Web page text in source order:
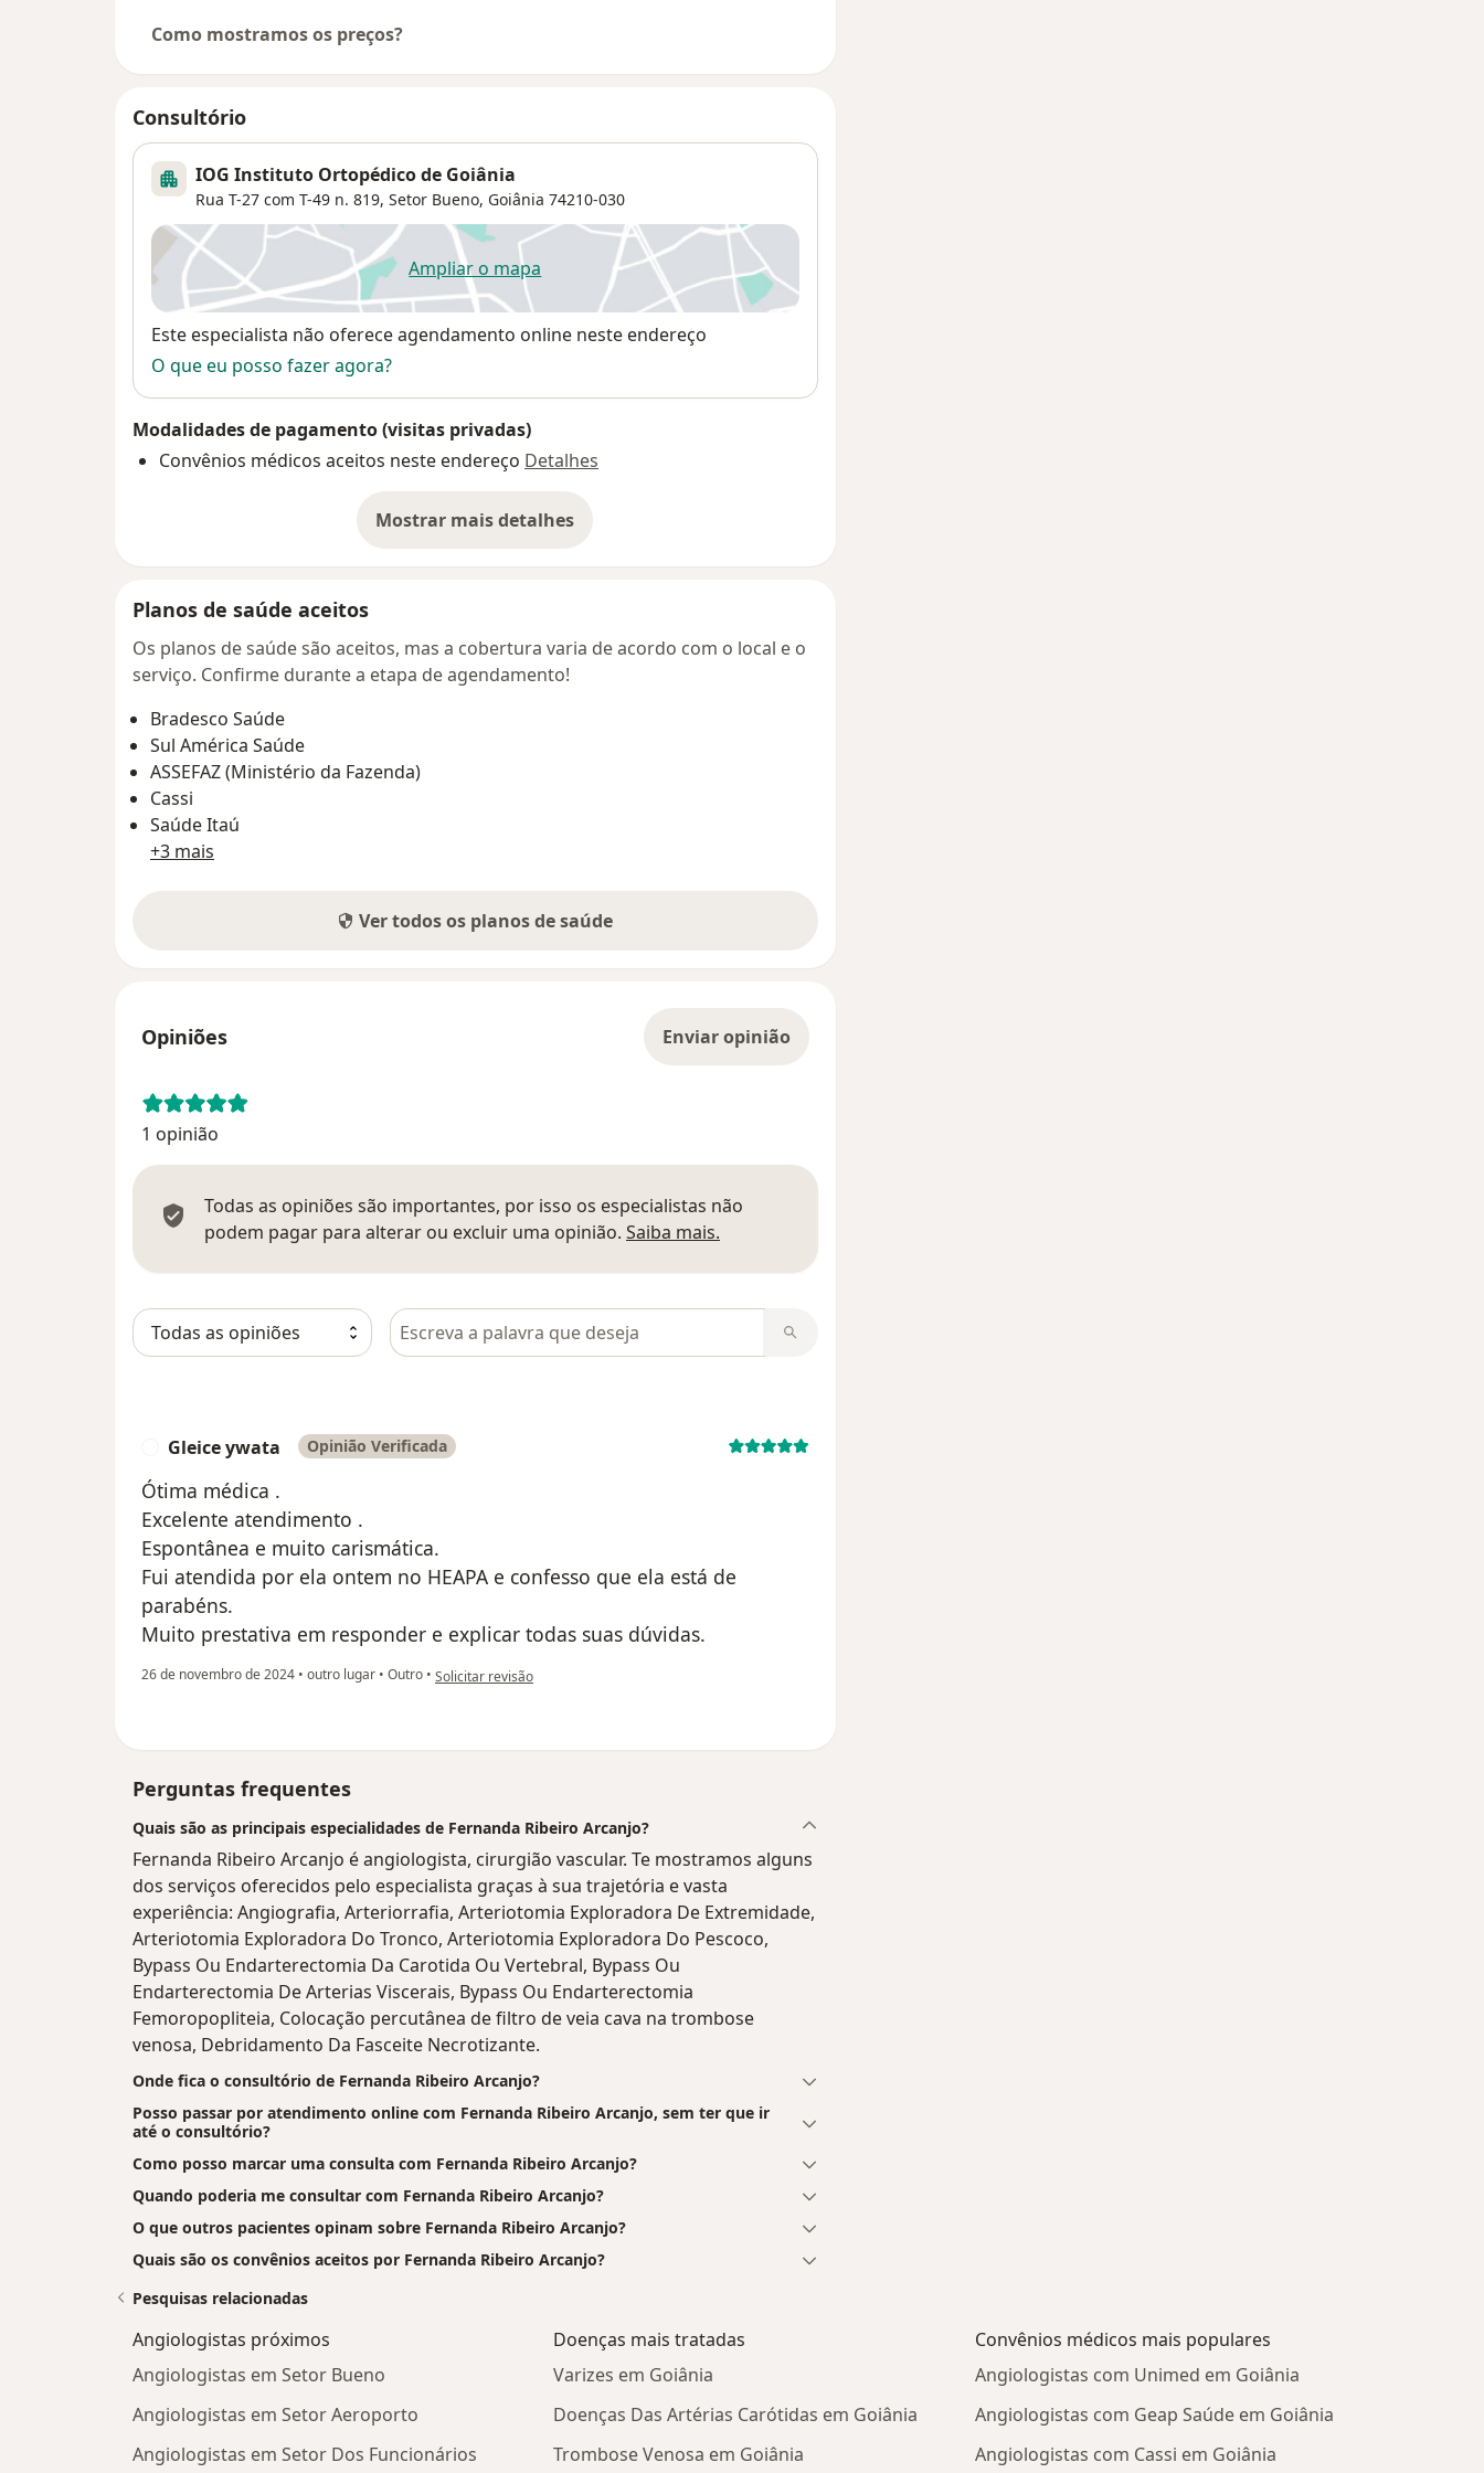
Como mostramos os preços?
Consultório
IOG Instituto Ortopédico de Goiânia
Rua T-27 com T-49 n. 819, Setor Bueno, Goiânia 74210-030
Ampliar o mapaabre num novo separador
Disponibilidade
Este especialista não oferece agendamento online neste endereço
O que eu posso fazer agora?
Modalidades de pagamento (visitas privadas)
Convênios médicos aceitos neste endereço Detalhes
Mostrar mais detalhes
sobre o endereço
Planos de saúde aceitos
Os planos de saúde são aceitos, mas a cobertura varia de acordo com o local e o
serviço. Confirme durante a etapa de agendamento!
Bradesco Saúde
Sul América Saúde
ASSEFAZ (Ministério da Fazenda)
Cassi
Saúde Itaú
+3 mais
Ver todos os planos de saúde
Opiniões Enviar opinião
1 opinião
Todas as opiniões são importantes, por isso os especialistas não
podem pagar para alterar ou excluir uma opinião. Saiba mais.
Pesquisar em opiniões
Gleice ywata Opinião Verificada
Ótima médica .
Excelente atendimento .
Espontânea e muito carismática.
Fui atendida por ela ontem no HEAPA e confesso que ela está de
parabéns.
Muito prestativa em responder e explicar todas suas dúvidas.
26 de novembro de 2024 • outro lugar • Outro • na opinião do utilizador Gleice ywata
Solicitar revisão
Perguntas frequentes
Quais são as principais especialidades de Fernanda Ribeiro Arcanjo?
Fernanda Ribeiro Arcanjo é angiologista, cirurgião vascular. Te mostramos alguns
dos serviços oferecidos pelo especialista graças à sua trajetória e vasta
experiência: Angiografia, Arteriorrafia, Arteriotomia Exploradora De Extremidade,
Arteriotomia Exploradora Do Tronco, Arteriotomia Exploradora Do Pescoco,
Bypass Ou Endarterectomia Da Carotida Ou Vertebral, Bypass Ou
Endarterectomia De Arterias Viscerais, Bypass Ou Endarterectomia
Femoropopliteia, Colocação percutânea de filtro de veia cava na trombose
venosa, Debridamento Da Fasceite Necrotizante.
Onde fica o consultório de Fernanda Ribeiro Arcanjo?
Posso passar por atendimento online com Fernanda Ribeiro Arcanjo, sem ter que ir
até o consultório?
Como posso marcar uma consulta com Fernanda Ribeiro Arcanjo?
Quando poderia me consultar com Fernanda Ribeiro Arcanjo?
O que outros pacientes opinam sobre Fernanda Ribeiro Arcanjo?
Quais são os convênios aceitos por Fernanda Ribeiro Arcanjo?
Pesquisas relacionadas
Angiologistas próximos
Angiologistas em Setor Bueno
Angiologistas em Setor Aeroporto
Angiologistas em Setor Dos Funcionários
Doenças mais tratadas
Varizes em Goiânia
Doenças Das Artérias Carótidas em Goiânia
Trombose Venosa em Goiânia
Convênios médicos mais populares
Angiologistas com Unimed em Goiânia
Angiologistas com Geap Saúde em Goiânia
Angiologistas com Cassi em Goiânia